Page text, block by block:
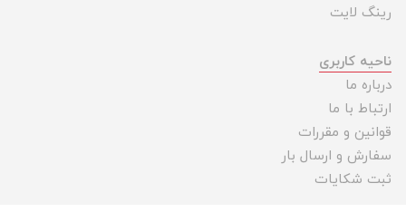
رینگ لایت
ناحیه کاربری
درباره ما
ارتباط با ما
قوانین و مقررات
سفارش و ارسال بار
ثبت شکایات